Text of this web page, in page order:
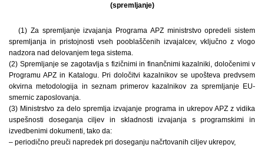
(spremljanje)
(1) Za spremljanje izvajanja Programa APZ ministrstvo opredeli sistem
spremljanja in pristojnosti vseh pooblaščenih izvajalcev, vključno z vlogo
nadzora nad delovanjem tega sistema.
(2) Spremljanje se zagotavlja s fizičnimi in finančnimi kazalniki, določenimi v
Programu APZ in Katalogu. Pri določitvi kazalnikov se upošteva predvsem
okvirna metodologija in seznam primerov kazalnikov za spremljanje EU-
smernic zaposlovanja.
(3) Ministrstvo za delo spremlja izvajanje programa in ukrepov APZ z vidika
uspešnosti doseganja ciljev in skladnosti izvajanja s programskimi in
izvedbenimi dokumenti, tako da:
– periodično preuči napredek pri doseganju načrtovanih ciljev ukrepov,